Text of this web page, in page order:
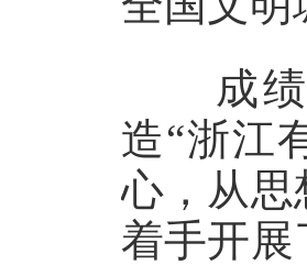
成绩的
造“浙江
心，从思
着手开